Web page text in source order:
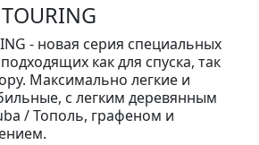
- новая серия специальных
как для спуска, так
Максимально легкие и
с легким деревянным
/ Тополь, графеном и